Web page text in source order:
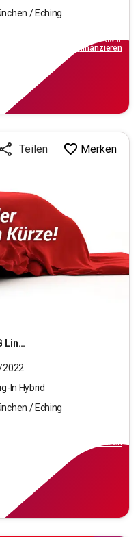
/ Eching
inkl.MwSt.
finanzieren
Teilen Merken
In Hybrid
/ Eching
finanzieren